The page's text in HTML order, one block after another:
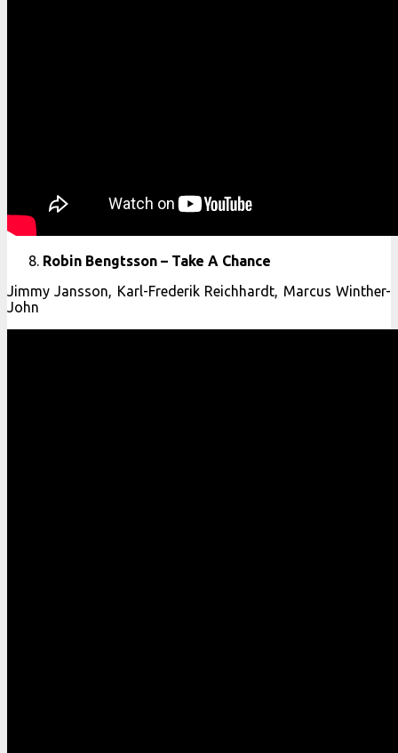
Robin Bengtsson – Take A Chance
Jimmy Jansson, Karl-Frederik Reichhardt, Marcus Winther-
John